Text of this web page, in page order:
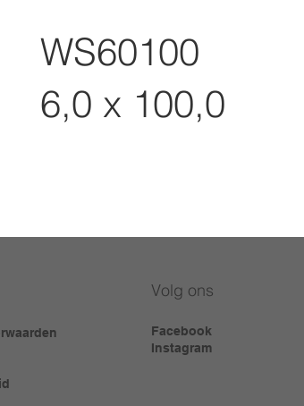
WS60100
6,0 x 100,0
Volg ons
Facebook
Instagram